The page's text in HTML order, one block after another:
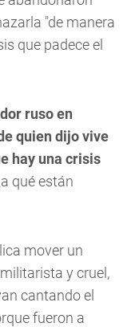
"de manera
que padece el
ruso en
quien dijo vive
hay una crisis
qué están
mover un
y cruel,
cantando el
fueron a